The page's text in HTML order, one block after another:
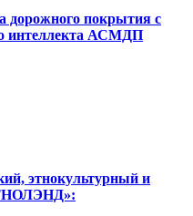
дорожного покрытия с
интеллекта АСМДП
этнокультурный и